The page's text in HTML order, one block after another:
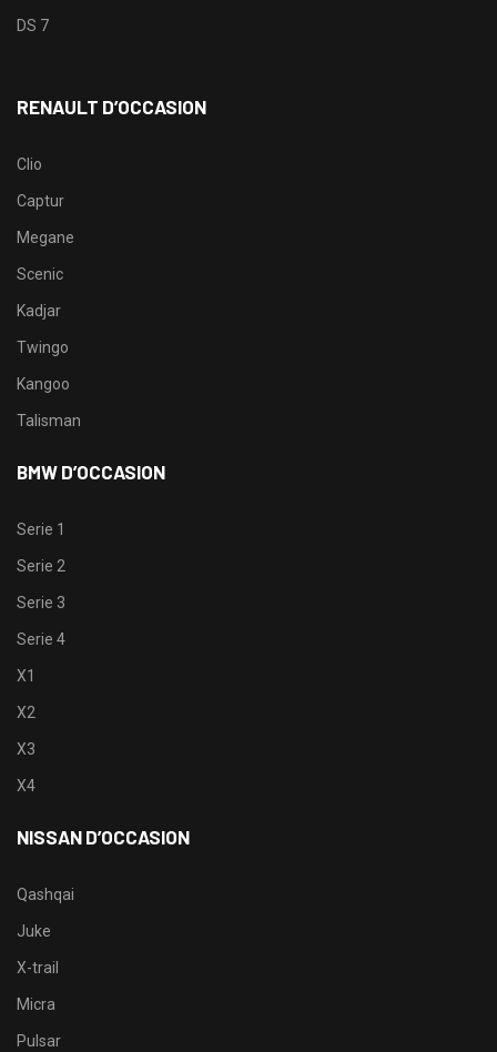
DS 7
RENAULT D’OCCASION
Clio
Captur
Megane
Scenic
Kadjar
Twingo
Kangoo
Talisman
BMW D’OCCASION
Serie 1
Serie 2
Serie 3
Serie 4
X1
X2
X3
X4
NISSAN D’OCCASION
Qashqai
Juke
X-trail
Micra
Pulsar